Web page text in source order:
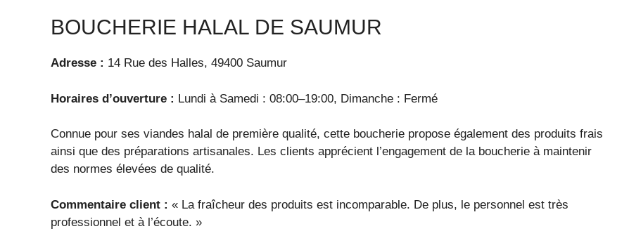
BOUCHERIE HALAL DE SAUMUR
Adresse : 14 Rue des Halles, 49400 Saumur
Horaires d’ouverture : Lundi à Samedi : 08:00–19:00, Dimanche : Fermé
Connue pour ses viandes halal de première qualité, cette boucherie propose également des produits frais
ainsi que des préparations artisanales. Les clients apprécient l’engagement de la boucherie à maintenir
des normes élevées de qualité.
Commentaire client : « La fraîcheur des produits est incomparable. De plus, le personnel est très
professionnel et à l’écoute. »